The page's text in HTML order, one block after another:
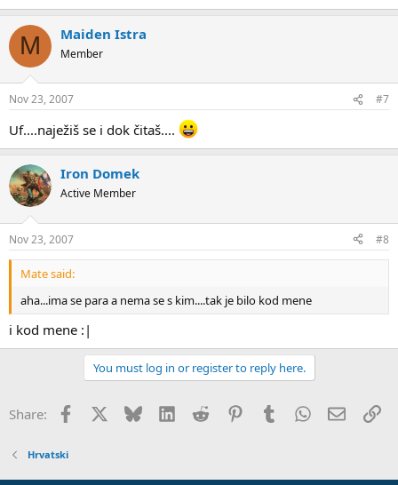
M Maiden Istra
Member
Nov 23, 2007 #7
Uf....naježiš se i dok čitaš....
Iron Domek
Active Member
Nov 23, 2007 #8
Mate said:
aha...ima se para a nema se s kim....tak je bilo kod mene
i kod mene :|
You must log in or register to reply here.
Share: Facebook Bluesky LinkedInReddit PinterestTumblrWhatsApp
Email
Hrvatski